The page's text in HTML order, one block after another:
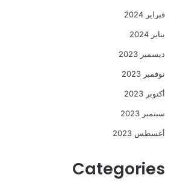
فبراير 2024
يناير 2024
ديسمبر 2023
نوفمبر 2023
أكتوبر 2023
سبتمبر 2023
أغسطس 2023
Categories